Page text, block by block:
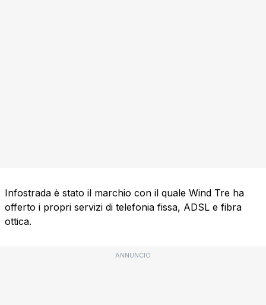
Infostrada è stato il marchio con il quale Wind Tre ha
offerto i propri servizi di telefonia fissa, ADSL e fibra
ottica.
ANNUNCIO